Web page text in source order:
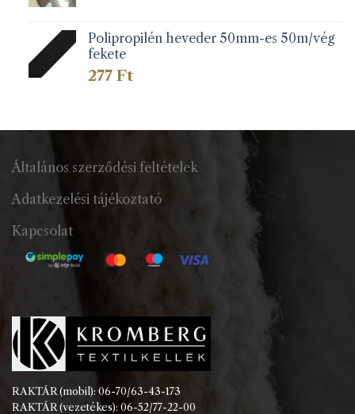
Polipropilén heveder 50mm-es 50m/vég
fekete
277 Ft
Általános szerződési feltételek
Adatkezelési tájékoztató
Kapcsolat
RAKTÁR (mobil): 06-70/63-43-173
RAKTÁR (vezetékes): 06-52/77-22-00